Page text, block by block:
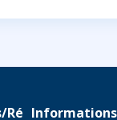
Ré Informations